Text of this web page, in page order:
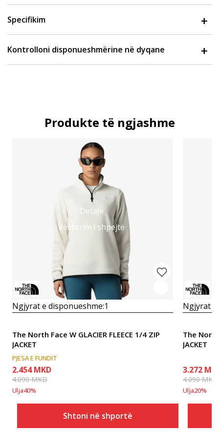
Specifikim
Kontrolloni disponueshmërine në dyqane
Produkte të ngjashme
Detaje
Vështrim i shpejtë
Ngjyrat e disponueshme:1
The North Face W GLACIER FLEECE 1/4 ZIP
JACKET
PJESA E FUNDIT
2.454 MKD
4.090MKD
Ulja40%
Shtoni në shportë
Ngjyrat e
The North
JACKET
3.272
4.090MKD
Ulja20%